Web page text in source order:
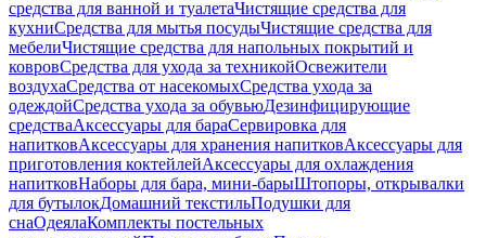
средства для ванной и туалетаЧистящие средства для
кухниСредства для мытья посудыЧистящие средства для
мебелиЧистящие средства для напольных покрытий и
ковровСредства для ухода за техникойОсвежители
воздухаСредства от насекомыхСредства ухода за
одеждойСредства ухода за обувьюДезинфицирующие
средстваАксессуары для бараСервировка для
напитковАксессуары для хранения напитковАксессуары для
приготовления коктейлейАксессуары для охлаждения
напитковНаборы для бара, мини-барыШтопоры, открывалки
для бутылокДомашний текстильПодушки для
снаОдеялаКомплекты постельных